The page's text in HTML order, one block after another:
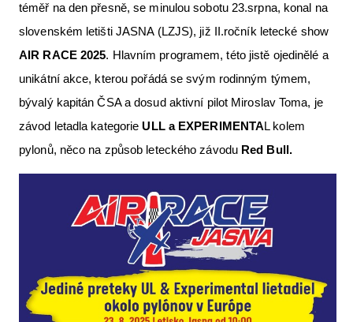
téměř na den přesně, se minulou sobotu 23.srpna, konal na
slovenském letišti JASNA (LZJS), již II.ročník letecké show
AIR RACE 2025. Hlavním programem, této jistě ojedinělé a
unikátní akce, kterou pořádá se svým rodinným týmem,
bývalý kapitán ČSA a dosud aktivní pilot Miroslav Toma, je
závod letadla kategorieULL a EXPERIMENTAL kolem
pylonů, něco na způsob leteckého závodu Red Bull.
Série & speciály
Letecká videa
Aktuální FR + archiv
Letecká muzea
VFR Communication app
The SAFE Guide app
Nabídky práce v letectví
Inzerujte s námi
E-SHOP